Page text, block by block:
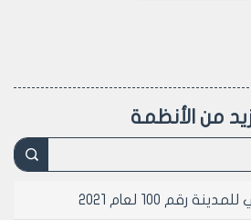
أعمدة الكهرباء الوسطية (ضمن
من الأنظمة
رقم 100 لعام 2021